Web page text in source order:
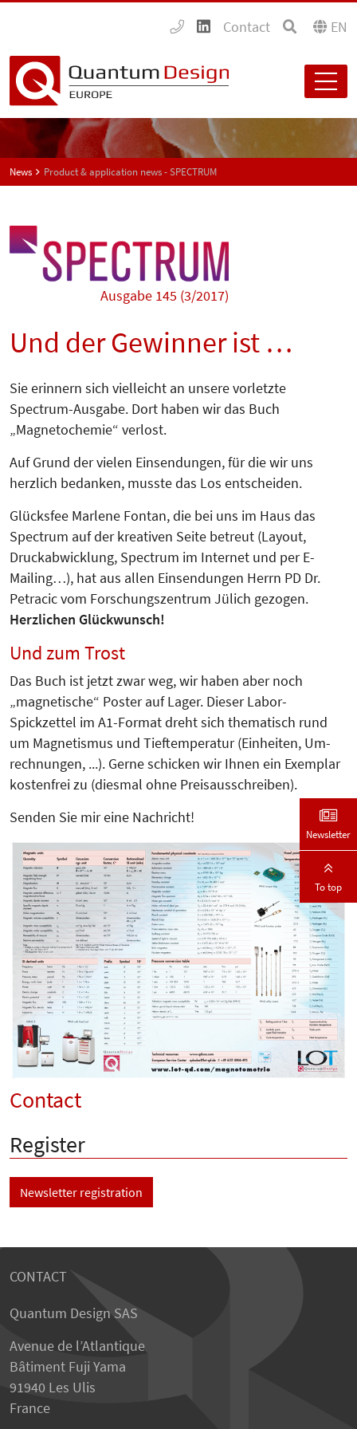
Contact EN
News Product & application news - SPECTRUM
Ausgabe 145 (3/2017)
Und der Gewinner ist …
Sie erinnern sich vielleicht an unsere vorletzte
Spectrum-Ausgabe. Dort haben wir das Buch
„Magnetochemie“ verlost.
Auf Grund der vielen Einsendungen, für die wir uns
herzlich bedanken, musste das Los entscheiden.
Glücksfee Marlene Fontan, die bei uns im Haus das
Spectrum auf der kreativen Seite betreut (Layout,
Druckabwicklung, Spectrum im Inter­net und per E-
Mailing…), hat aus allen Einsendungen Herrn PD Dr.
Petracic vom Forschungszentrum Jülich gezogen.
Herzlichen Glückwunsch!
Und zum Trost
Das Buch ist jetzt zwar weg, wir haben aber noch
„magnetische“ Poster auf Lager. Dieser Labor-
Spickzettel im A1-Format dreht sich thematisch rund
um Magnetismus und Tieftemperatur (Einheiten, Um­
rechnungen, ...). Gerne schicken wir Ihnen ein Exem­plar
kostenfrei zu (diesmal ohne Preis­ausschreiben).
Senden Sie mir eine Nachricht!
Contact
Register
Newsletter registration
CONTACT
Quantum Design SAS
Avenue de l’Atlantique
Bâtiment Fuji Yama
91940 Les Ulis
France
Newsletter
To top